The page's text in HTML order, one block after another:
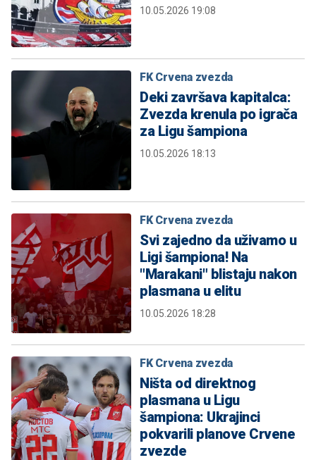
10.05.2026 19:08
FK Crvena zvezda
Deki završava kapitalca:
Zvezda krenula po igrača
za Ligu šampiona
10.05.2026 18:13
FK Crvena zvezda
Svi zajedno da uživamo u
Ligi šampiona! Na
"Marakani" blistaju nakon
plasmana u elitu
10.05.2026 18:28
FK Crvena zvezda
Ništa od direktnog
plasmana u Ligu
šampiona: Ukrajinci
pokvarili planove Crvene
zvezde